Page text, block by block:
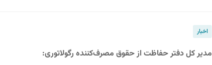
اخبار
مدیر کل دفتر حفاظت از حقوق مصرف‌کننده رگولاتوری: